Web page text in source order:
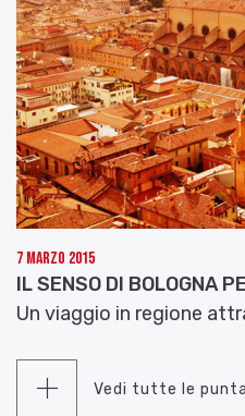
7 Marzo 2015
IL SENSO DI BOLOGNA
Un viaggio in regione
Vedi tutte le